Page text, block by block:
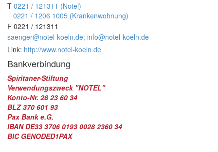
T 0221 / 121311 (Notel)
0221 / 1206 1005 (Krankenwohnung)
F 0221 / 121311
saenger@notel-koeln.de; info@notel-koeln.de
Link: http://www.notel-koeln.de
Bankverbindung
Spiritaner-Stiftung
Verwendungszweck "NOTEL"
Konto-Nr. 28 23 60 34
BLZ 370 601 93
Pax Bank e.G.
IBAN DE33 3706 0193 0028 2360 34
BIC GENODED1PAX